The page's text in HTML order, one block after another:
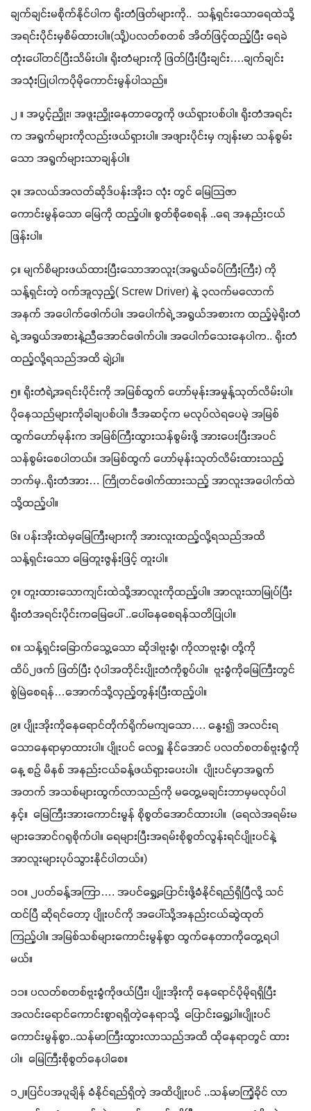
ချက်ချင်းမစိုက်နိုင်ပါက ရိုးတံဖြတ်များကို..  သန့်ရှင်းသောရေထဲသို့
အရင်းပိုင်းမှစိမ်ထားပါ။(သို့)ပလတ်စတစ် အိတ်ဖြင့်ထည့်ပြီး ရေခဲ
တုံးပေါ်တင်ပြီးသိမ်းပါ။ ရိုးတံများကို ဖြတ်ပြီးပြီးချင်း….ချက်ချင်း
အသုံးပြုပါကပိုမိုကောင်းမွန်ပါသည်။
၂ ။ အပွင့်ညှိုး၊ အဖူးညှိုးနေတာတွေကို ဖယ်ရှားပစ်ပါ။ ရိုးတံအရင်း
က အရွက်များကိုလည်းဖယ်ရှားပါ။ အဖျားပိုင်းမှ ကျန်းမာ သန်စွမ်း
သော အရွက်များသာချန်ပါ။
၃။ အလယ်အလတ်ဆိုဒ်ပန်းအိုး၁ လုံး တွင် မြေသြဇာ
ကောင်းမွန်သော မြေကို ထည့်ပါ။ စွတ်စိုစေရန် ..ရေ အနည်းငယ်
ဖြန်းပါ။
၄။ မျက်စိများဖယ်ထားပြီးသောအာလူး(အရွယ်ခပ်ကြီးကြီး) ကို
သန့်ရှင်းတဲ့ ဝက်အူလှည့်( Screw Driver) နဲ့ ၃လက်မလောက်
အနက် အပေါက်ဖေါက်ပါ။ အပေါက်ရဲ့ အရွယ်အစားက ထည့်မဲ့ရိုးတံ
ရဲ့ အရွယ်အစားနဲ့ညီအောင်ဖေါက်ပါ။ အပေါက်သေးနေပါက.. ရိုးတံ
ထည့်လို့ရသည်အထိ ချဲ့ပါ။
၅။ ရိုးတံရဲ့အရင်းပိုင်းကို အမြစ်ထွက် ဟော်မုန်းအမှုန့်သုတ်လိမ်းပါ။
ပိုနေသည်များကိုခါချပစ်ပါ။ ဒီအဆင့်က မလုပ်လဲရပေမဲ့ အမြစ်
ထွက်ဟော်မုန်းက အမြစ်ကြီးထွားသန်စွမ်းဖို့ အားပေးပြီးအပင်
သန်စွမ်းစေပါတယ်။ အမြစ်ထွက် ဟော်မုန်းသုတ်လိမ်းထားသည့်
ဘက်မှ..ရိုးတံအား… ကြိုတင်ဖေါက်ထားသည့် အာလူးအပေါက်ထဲ
သို့ထည့်ပါ။
၆။ ပန်းအိုးထဲမှမြေကြီးများကို အားလူးထည့်လို့ရသည်အထိ
သန့်ရှင်းသော မြေတူးဇွန်းဖြင့် တူးပါ။
၇။ တူးထားသောကျင်းထဲသို့အာလူးကိုထည့်ပါ။ အာလူးသာမြုပ်ပြီး
ရိုးတံအရင်းပိုင်းကမြေပေါ် ..ပေါ်နေစေရန်သတိပြုပါ။
၈။ သန့်ရှင်းခြောက်သွေ့သော ဆိုဒါဗူးခွံ၊ ကိုလာဗူးခွံ၊ တို့ကို
ထိပ်၂ဖက် ဖြတ်ပြီး ပုံပါအတိုင်းပျိုးတံကိုစွပ်ပါ။  ဗူးခွံကိုမြေကြီးတွင်
စွဲမြဲစေရန်…အောက်သို့လှည့်တွန်းပြီးထည့်ပါ။
၉။ ပျိုးအိုးကိုနေရောင်တိုက်ရိုက်မကျသော…. နွေး၍ အလင်းရ
သောနေရာမှာထားပါ။ ပျိုးပင် လေရှူ နိုင်အောင် ပလတ်စတစ်ဗူးခွံကို
နေ ့စဉ် မိနစ် အနည်းငယ်ခန့်ဖယ်ရှားပေးပါ။  ပျိုးပင်မှာအရွက်
အတက် အသစ်များထွက်လာသည်ကို မတွေ့မချင်းဘာမှမလုပ်ပါ
နှင့်။  မြေကြီးအားကောင်းမွန် စိုစွတ်အောင်ထားပါ။  (ရေလဲအရမ်းမ
များအောင်ဂရုစိုက်ပါ။ ရေများပြီးအရမ်းစိုစွတ်လွန်းရင်ပျိုးပင်နဲ့
အာလူးများပုပ်သွားနိုင်ပါတယ်။)
၁၀။ ၂ပတ်ခန့်အကြာ…. အပင်ရွှေ့ပြောင်းဖို့ခံနိုင်ရည်ရှိပြီလို့ သင်
ထင်ပြီ ဆိုရင်တော့ ပျိုးပင်ကို အပေါ်သို့အနည်းငယ်ဆွဲထုတ်
ကြည့်ပါ။ အမြစ်သစ်များကောင်းမွန်စွာ ထွက်နေတာကိုတွေ့ရပါ
မယ်။
၁၁။ ပလတ်စတစ်ဗူးခွံကိုဖယ်ပြီး၊ ပျိုးအိုးကို နေရောင်ပိုမိုရရှိပြီး
အလင်းရောင်ကောင်းစွာရရှိတဲ့နေရာသို့  ပြောင်းရွှေ့ပါ။ပျိုးပင်
ကောင်းမွန်စွာ..သန်မာကြီးထွားလာသည်အထိ ထိုနေရာတွင် ထား
ပါ။  မြေကြီးစိုစွတ်နေပါစေ။
၁၂။ပြင်ပအပူချိန် ခံနိုင်ရည်ရှိတဲ့ အထိပျိုးပင် ..သန်မာကြံ့ခိုင် လာ